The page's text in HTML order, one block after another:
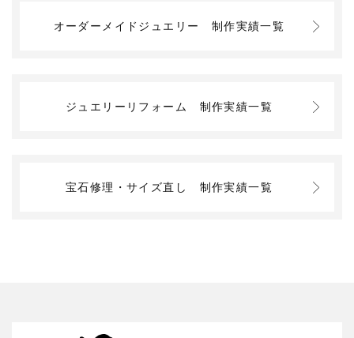
オーダーメイドジュエリー 制作実績一覧
ジュエリーリフォーム 制作実績一覧
宝石修理・サイズ直し 制作実績一覧